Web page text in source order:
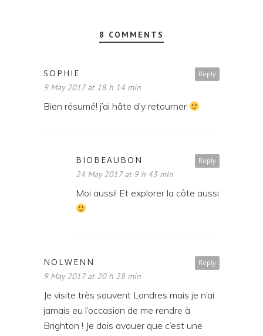
8 COMMENTS
Reply
SOPHIE
9 May 2017 at 18 h 14 min
Bien résumé! j’ai hâte d’y retourner
Reply
BIOBEAUBON
24 May 2017 at 9 h 43 min
Moi aussi! Et explorer la côte aussi
Reply
NOLWENN
9 May 2017 at 20 h 28 min
Je visite très souvent Londres mais je n’ai
jamais eu l’occasion de me rendre à
Brighton ! Je dois avouer que c’est une